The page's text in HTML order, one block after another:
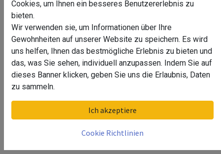
Rohradapter, Rohr Ø42,4 x 2 mm,
Q-line, MOD 0770, V4A
Cookies, um Ihnen ein besseres Benutzererlebnis zu
bieten.
Wir verwenden sie, um Informationen über Ihre
Gewohnheiten auf unserer Website zu speichern. Es wird
uns helfen, Ihnen das bestmögliche Erlebnis zu bieten und
das, was Sie sehen, individuell anzupassen. Indem Sie auf
dieses Banner klicken, geben Sie uns die Erlaubnis, Daten
zu sammeln.
Ich akzeptiere
Cookie Richtlinien